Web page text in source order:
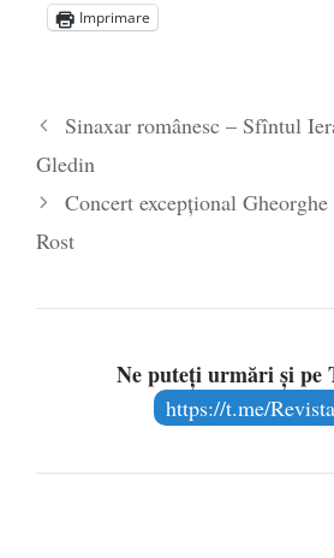
2 iunie 2020
mai 2020
Imprimare
Sinaxar românesc – Sfîntul
Gledin
Concert excepțional
Rost
Ne puteți urmări și pe
https://t.me/